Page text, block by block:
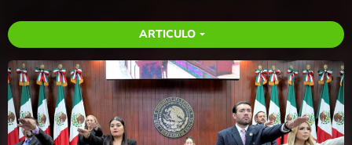
ARTICULO arrow_drop_down